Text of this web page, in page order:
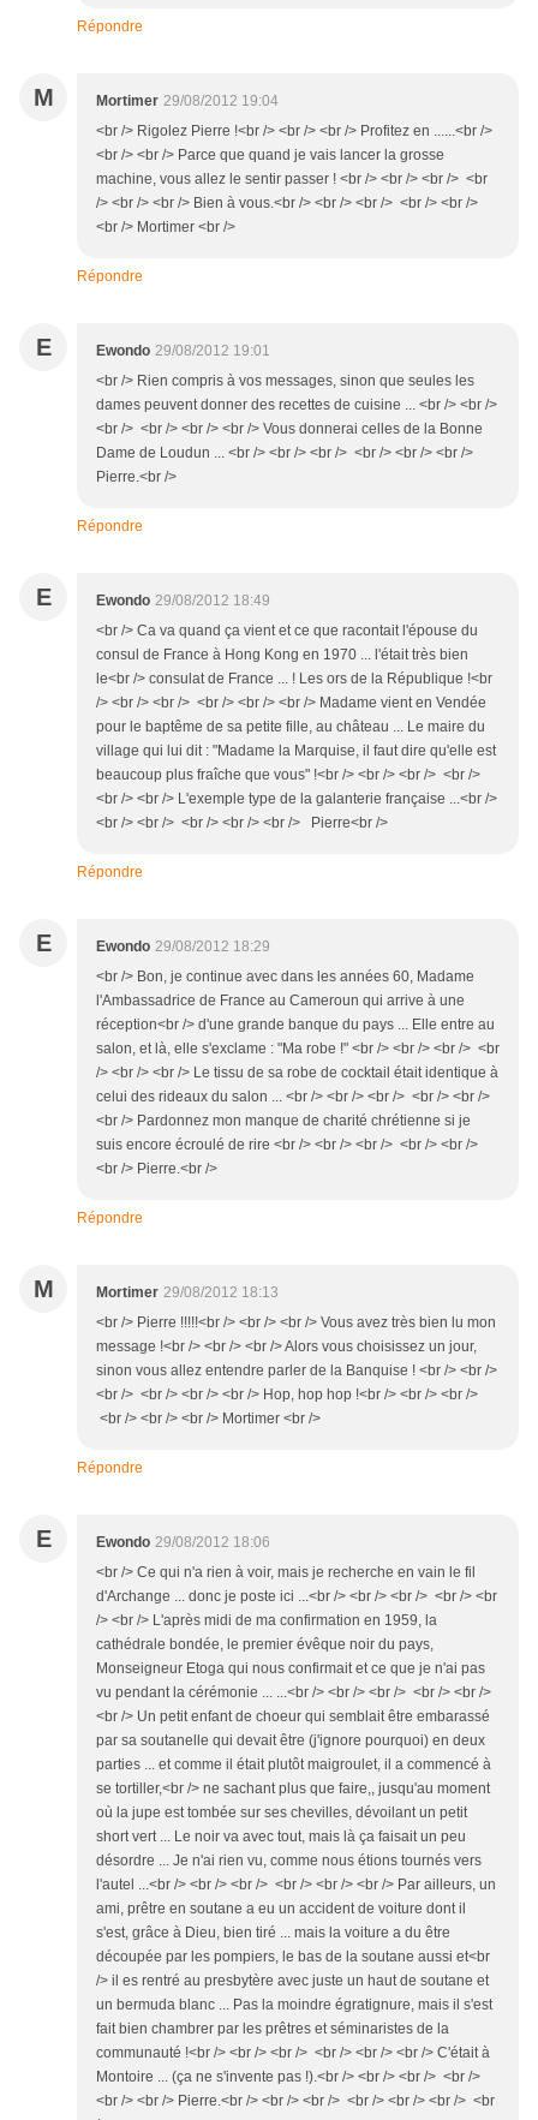
Répondre
M Mortimer 29/08/2012 19:04
<br /> Rigolez Pierre !<br /> <br /> <br /> Profitez en ......<br />
<br /> <br /> Parce que quand je vais lancer la grosse
machine, vous allez le sentir passer ! <br /> <br /> <br /> <br
/> <br /> <br /> Bien à vous.<br /> <br /> <br /> <br /> <br />
<br /> Mortimer <br />
Répondre
E Ewondo 29/08/2012 19:01
<br /> Rien compris à vos messages, sinon que seules les
dames peuvent donner des recettes de cuisine ... <br /> <br />
<br /> <br /> <br /> <br /> Vous donnerai celles de la Bonne
Dame de Loudun ... <br /> <br /> <br /> <br /> <br /> <br />
Pierre.<br />
Répondre
E Ewondo 29/08/2012 18:49
<br /> Ca va quand ça vient et ce que racontait l'épouse du
consul de France à Hong Kong en 1970 ... l'était très bien
le<br /> consulat de France ... ! Les ors de la République !<br
/> <br /> <br /> <br /> <br /> <br /> Madame vient en Vendée
pour le baptême de sa petite fille, au château ... Le maire du
village qui lui dit : "Madame la Marquise, il faut dire qu'elle est
beaucoup plus fraîche que vous" !<br /> <br /> <br /> <br />
<br /> <br /> L'exemple type de la galanterie française ...<br />
<br /> <br /> <br /> <br /> <br /> Pierre<br />
Répondre
E Ewondo 29/08/2012 18:29
<br /> Bon, je continue avec dans les années 60, Madame
l'Ambassadrice de France au Cameroun qui arrive à une
réception<br /> d'une grande banque du pays ... Elle entre au
salon, et là, elle s'exclame : "Ma robe !" <br /> <br /> <br /> <br
/> <br /> <br /> Le tissu de sa robe de cocktail était identique à
celui des rideaux du salon ... <br /> <br /> <br /> <br /> <br />
<br /> Pardonnez mon manque de charité chrétienne si je
suis encore écroulé de rire <br /> <br /> <br /> <br /> <br />
<br /> Pierre.<br />
Répondre
M Mortimer 29/08/2012 18:13
<br /> Pierre !!!!!<br /> <br /> <br /> Vous avez très bien lu mon
message !<br /> <br /> <br /> Alors vous choisissez un jour,
sinon vous allez entendre parler de la Banquise ! <br /> <br />
<br /> <br /> <br /> <br /> Hop, hop hop !<br /> <br /> <br />
<br /> <br /> <br /> Mortimer <br />
Répondre
E Ewondo 29/08/2012 18:06
<br /> Ce qui n'a rien à voir, mais je recherche en vain le fil
d'Archange ... donc je poste ici ...<br /> <br /> <br /> <br /> <br
/> <br /> L'après midi de ma confirmation en 1959, la
cathédrale bondée, le premier évêque noir du pays,
Monseigneur Etoga qui nous confirmait et ce que je n'ai pas
vu pendant la cérémonie ... ...<br /> <br /> <br /> <br /> <br />
<br /> Un petit enfant de choeur qui semblait être embarassé
par sa soutanelle qui devait être (j'ignore pourquoi) en deux
parties ... et comme il était plutôt maigroulet, il a commencé à
se tortiller,<br /> ne sachant plus que faire,, jusqu'au moment
où la jupe est tombée sur ses chevilles, dévoilant un petit
short vert ... Le noir va avec tout, mais là ça faisait un peu
désordre ... Je n'ai rien vu, comme nous étions tournés vers
l'autel ...<br /> <br /> <br /> <br /> <br /> <br /> Par ailleurs, un
ami, prêtre en soutane a eu un accident de voiture dont il
s'est, grâce à Dieu, bien tiré ... mais la voiture a du être
découpée par les pompiers, le bas de la soutane aussi et<br
/> il es rentré au presbytère avec juste un haut de soutane et
un bermuda blanc ... Pas la moindre égratignure, mais il s'est
fait bien chambrer par les prêtres et séminaristes de la
communauté !<br /> <br /> <br /> <br /> <br /> <br /> C'était à
Montoire ... (ça ne s'invente pas !).<br /> <br /> <br /> <br />
<br /> <br /> Pierre.<br /> <br /> <br /> <br /> <br /> <br /> <br